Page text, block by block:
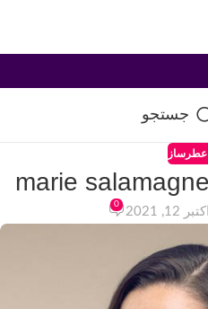
جستجو
عطرساز
2021
0